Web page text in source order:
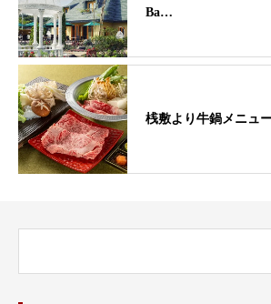
Ba…
桟敷より牛鍋メニュ